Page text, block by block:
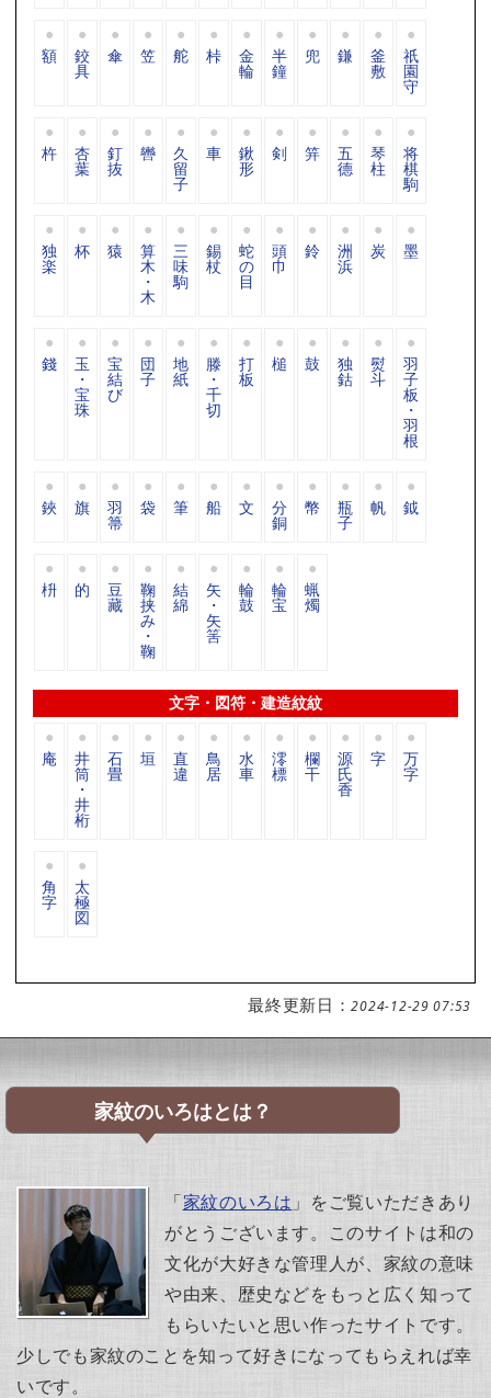
額 鉸
具
傘 笠 舵 桛 金
輪
半
鐘
兜 鎌 釜
敷
祇
園
守
杵 杏
葉
釘
抜
轡 久
留
子
車 鍬
形
剣 笄 五
德
琴
柱
将
棋
駒
独
楽
杯 猿 算
木
・
木
三
味
駒
錫
杖
蛇
の
目
頭
巾
鈴 洲
浜
炭 墨
錢 玉
・
宝
珠
宝
結
び
団
子
地
紙
滕
・
千
切
打
板
槌 鼓 独
鈷
熨
斗
羽
子
板
・
羽
根
鋏 旗 羽
箒
袋 筆 船 文 分
銅
幣 瓶
子
帆 鉞
枡 的 豆
藏
鞠
挟
み
・
鞠
結
綿
矢
・
矢
筈
輪
鼓
輪
宝
蝋
燭
文字・図符・建造紋紋
庵 井
筒
・
井
桁
石
畳
垣 直
違
鳥
居
水
車
澪
標
欄
干
源
氏
香
字 万
字
角
字
太
極
図
最終更新日：2024-12-29 07:53
家紋のいろはとは？
「家紋のいろは 」をご覧いただきあり
がとうございます。このサイトは和の
文化が大好きな管理人が、家紋の意味
や由来、歴史などをもっと広く知って
もらいたいと思い作ったサイトです。
少しでも家紋のことを知って好きになってもらえれば幸
いです。